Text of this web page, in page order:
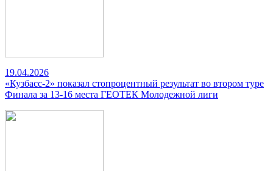
19.04.2026
«Кузбасс-2» показал стопроцентный результат во втором туре
Финала за 13-16 места ГЕОТЕК Молодежной лиги